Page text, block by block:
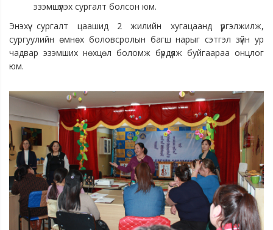
эзэмшүүлэх сургалт болсон юм.
Энэхүү сургалт цаашид 2 жилийн хугацаанд үргэлжилж,
сургуулийн өмнөх боловсролын багш нарыг сэтгэл зүйн ур
чадвар эзэмших нөхцөл боломж бүрдүүлж буйгаараа онцлог
юм.